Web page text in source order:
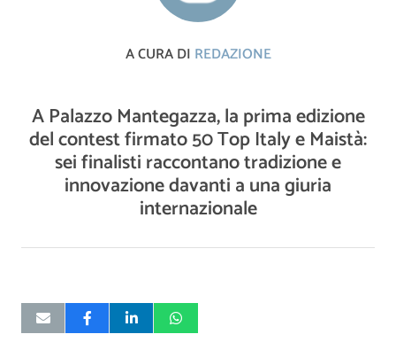
A CURA DI REDAZIONE
A Palazzo Mantegazza, la prima edizione
del contest firmato 50 Top Italy e Maistà:
sei finalisti raccontano tradizione e
innovazione davanti a una giuria
internazionale